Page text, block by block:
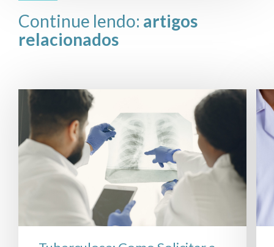
Continue lendo: artigos
relacionados